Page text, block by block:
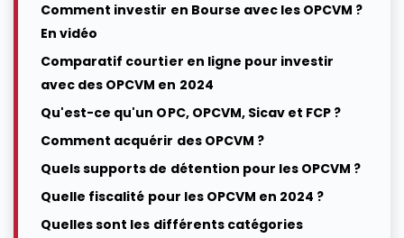
Comment investir en Bourse avec les OPCVM ?
En vidéo
Comparatif courtier en ligne pour investir
avec des OPCVM en 2024
Qu'est-ce qu'un OPC, OPCVM, Sicav et FCP ?
Comment acquérir des OPCVM ?
Quels supports de détention pour les OPCVM ?
Quelle fiscalité pour les OPCVM en 2024 ?
Quelles sont les différents catégories